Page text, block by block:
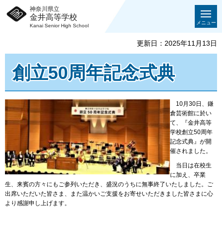
神奈川県立
金井高等学校
Kanai Senior High School
メニュー
更新日：2025年11月13日
創立50周年記念式典
10月30日、鎌
倉芸術館に於い
て、『金井高等
学校創立50周年
記念式典』が開
催されました。
当日は在校生
に加え、卒業
生、来賓の方々にもご参列いただき、盛況のうちに無事終了いたしました。ご
出席いただいた皆さま、また温かいご支援をお寄せいただきました皆さまに心
より感謝申し上げます。